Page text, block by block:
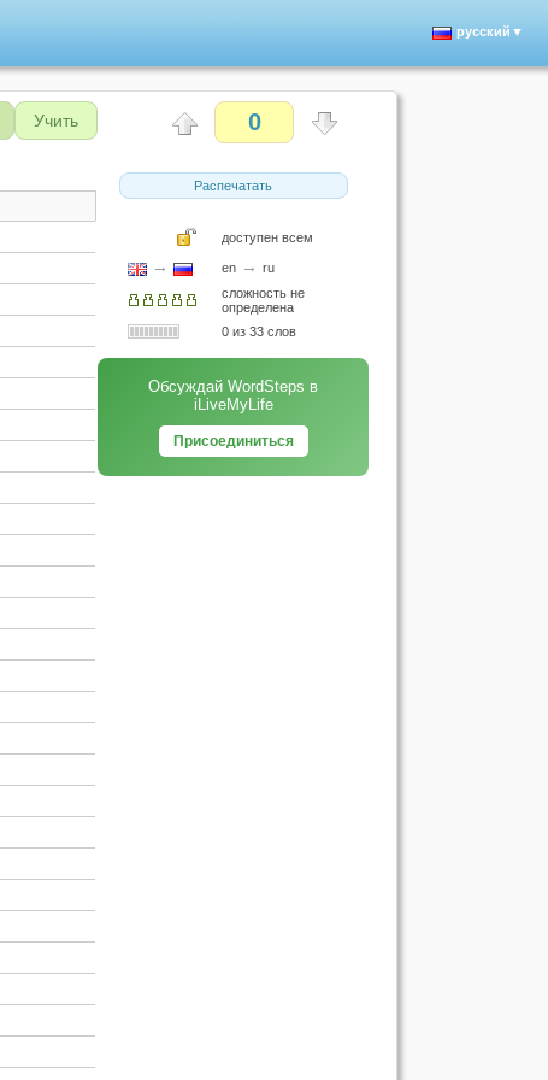
русский▼
Учить 0
Распечатать
доступен всем
→ en → ru
сложность не
определена
0 из 33 слов
Обсуждай WordSteps в
iLiveMyLife
Присоединиться